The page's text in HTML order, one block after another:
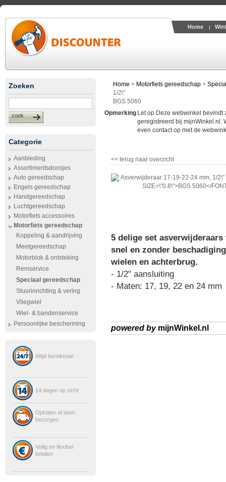
Home
Zoeken
zoek
Categorie
Aanbieding
Assortimentsdoosjes
Auto gereedschap
Engels gereedschap
Handgereedschap
Luchtgereedschap
Motorfiets accessoires
Motorfiets gereedschap
Koppeling & aandrijving
Meetgereedschap
Motorblok & ontsteking
Remservice
Speciaal gereedschap
Stuurinrichting & vering
Vliegwiel
Wiel- & bandenservice
Persoonlijke bescherming
Altijd bereikbaar
14 dagen op zicht
Ophalen of laten
bezorgen
Veilig en flexibel
betalen
Home > Motorfiets gereedschap >
1/2\"
BGS 5060
Opmerking Let op Deze webwinkel
geregistreerd bij mijnWinkel.nl.
even contact op met de
<< terug naar overzicht
5 delige set
snel en zonder
wielen en achterbrug.
- 1/2" aansluiting
- Maten: 17, 19, 22 en 24 mm
powered by mijnWinkel.nl